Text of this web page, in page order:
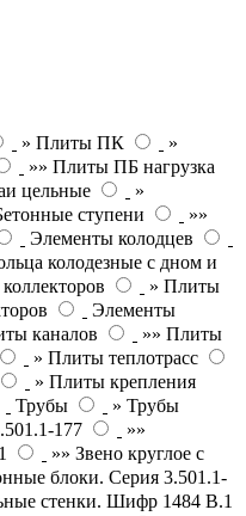
» Плиты ПК
»
»» Плиты ПБ нагрузка
цельные
»
ступени
»»
Элементы колодцев
колодезные с дном и
» Плиты
Элементы
каналов
»» Плиты
» Плиты теплотрасс
» Плиты крепления
Трубы
» Трубы
177
»»
»» Звено круглое с
блоки. Серия 3.501.1-
стенки. Шифр 1484 В.1